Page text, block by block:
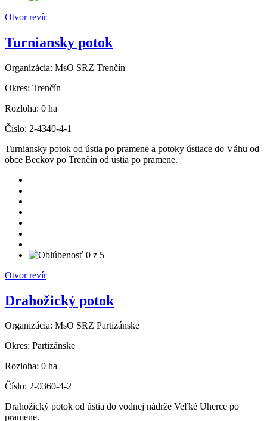
Otvor revír
Turniansky potok
Organizácia: MsO SRZ Trenčín
Okres: Trenčín
Rozloha: 0 ha
Číslo: 2-4340-4-1
Turniansky potok od ústia po pramene a potoky ústiace do Váhu od
obce Beckov po Trenčín od ústia po pramene.
Otvor revír
Drahožický potok
Organizácia: MsO SRZ Partizánske
Okres: Partizánske
Rozloha: 0 ha
Číslo: 2-0360-4-2
Drahožický potok od ústia do vodnej nádrže Veľké Uherce po
pramene.